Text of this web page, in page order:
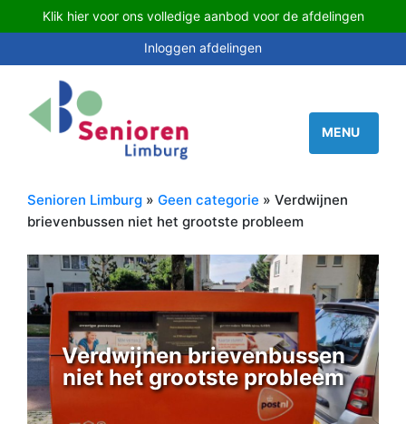
Klik hier voor ons volledige aanbod voor de afdelingen
Inloggen afdelingen
Senioren Limburg » Geen categorie » Verdwijnen
brievenbussen niet het grootste probleem
Verdwijnen brievenbussen
niet het grootste probleem